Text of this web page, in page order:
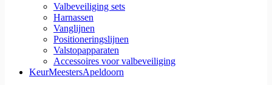
Valbeveiliging sets
Harnassen
Vanglijnen
Positioneringslijnen
Valstopapparaten
Accessoires voor valbeveiliging
KeurMeestersApeldoorn